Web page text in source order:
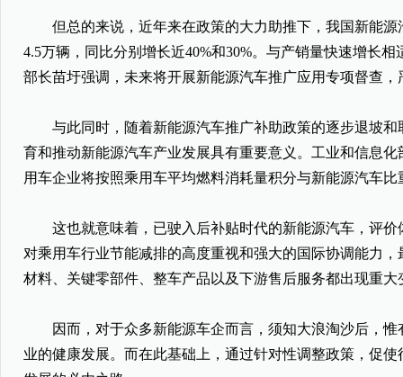
但总的来说，近年来在政策的大力助推下，我国新能源
4.5万辆，同比分别增长近40%和30%。与产销量快速增长
部长苗圩强调，未来将开展新能源汽车推广应用专项督查，
与此同时，随着新能源汽车推广补助政策的逐步退坡和
育和推动新能源汽车产业发展具有重要意义。工业和信息
用车企业将按照乘用车平均燃料消耗量积分与新能源汽车
这也就意味着，已驶入后补贴时代的新能源汽车，评价
对乘用车行业节能减排的高度重视和强大的国际协调能力
材料、关键零部件、整车产品以及下游售后服务都出现重大
因而，对于众多新能源车企而言，须知大浪淘沙后，惟
业的健康发展。而在此基础上，通过针对性调整政策，促